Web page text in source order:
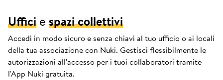
Uffici e spazi collettivi
Accedi in modo sicuro e senza chiavi al tuo ufficio o ai locali
della tua associazione con Nuki. Gestisci flessibilmente le
autorizzazioni all'accesso per i tuoi collaboratori tramite
l'App Nuki gratuita.